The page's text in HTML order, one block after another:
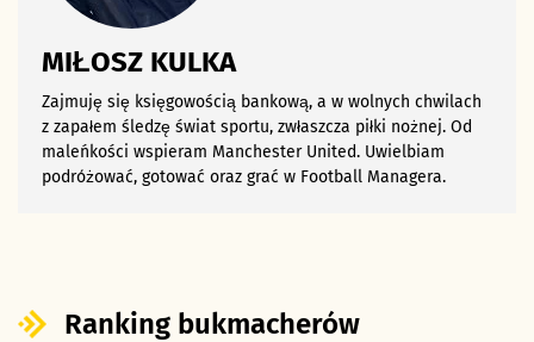
MIŁOSZ KULKA
Zajmuję się księgowością bankową, a w wolnych chwilach
z zapałem śledzę świat sportu, zwłaszcza piłki nożnej. Od
maleńkości wspieram Manchester United. Uwielbiam
podróżować, gotować oraz grać w Football Managera.
Ranking bukmacherów